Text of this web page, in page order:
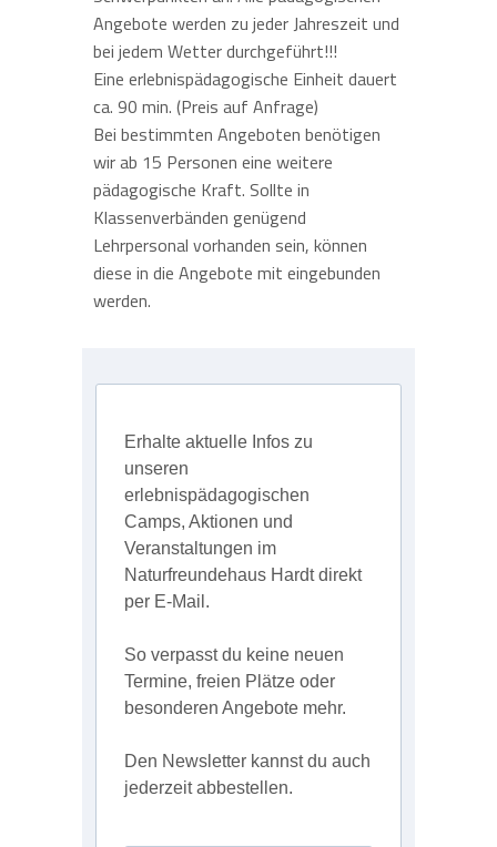
Angebote werden zu jeder Jahreszeit und
bei jedem Wetter durchgeführt!!!
Eine erlebnispädagogische Einheit dauert
ca. 90 min. (Preis auf Anfrage)
Bei bestimmten Angeboten benötigen
wir ab 15 Personen eine weitere
pädagogische Kraft. Sollte in
Klassenverbänden genügend
Lehrpersonal vorhanden sein, können
diese in die Angebote mit eingebunden
werden.
Erhalte aktuelle Infos zu
unseren
erlebnispädagogischen
Camps, Aktionen und
Veranstaltungen im
Naturfreundehaus Hardt direkt
per E-Mail.
So verpasst du keine neuen
Termine, freien Plätze oder
besonderen Angebote mehr.
Den Newsletter kannst du auch
jederzeit abbestellen.